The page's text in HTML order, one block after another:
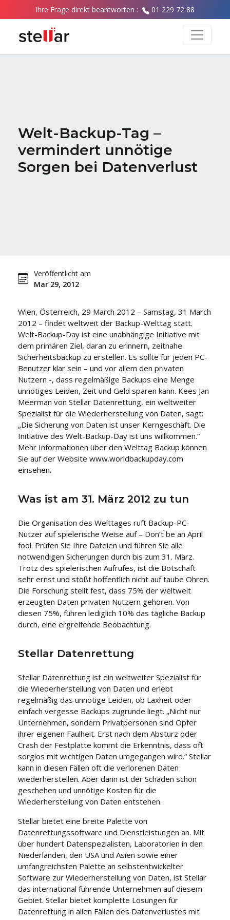
Ihre Frage direkt beantworten : 01 229 72 88
Welt-Backup-Tag –
vermindert unnötige
Sorgen bei Datenverlust
Veröffentlicht am
Mar 29, 2012
Wien, Österreich, 29 March 2012 – Samstag, 31 March
2012 – findet weltweit der Backup-Welttag statt.
Welt-Backup-Day ist eine unabhängige Initiative mit
dem primären Ziel, daran zu erinnern, zeitnahe
Sicherheitsbackup zu erstellen. Es sollte für jeden PC-
Benutzer klar sein – und vor allem den privaten
Nutzern -, dass regelmäßige Backups eine Menge
unnötiges Leiden, Zeit und Geld sparen kann. Kees Jan
Meerman von Stellar Datenrettung, ein weltweiter
Spezialist für die Wiederherstellung von Daten, sagt:
„Die Sicherung von Daten ist unser Kerngeschäft. Die
Initiative des Welt-Backup-Day ist uns willkommen.“
Mehr Informationen über den Welttag Backup können
Sie auf der Website www.worldbackupday.com
einsehen.
Was ist am 31. März 2012 zu tun
Die Organisation des Welttages ruft Backup-PC-
Nutzer auf spielerische Weise auf – Don’t be an April
fool. Prüfen Sie Ihre Dateien und führen Sie alle
notwendigen Sicherungen durch bis zum 31. März.
Trotz des spielerischen Aufrufes, ist die Botschaft
sehr ernst und stößt hoffentlich nicht auf taube Ohren.
Die Forschung stellt fest, dass 75% der weltweit
erzeugten Daten privaten Nutzern gehören. Von
diesen 75%, führen lediglich 10% das tägliche Backup
durch, eine ergreifende Beobachtung.
Stellar Datenrettung
Stellar Datenrettung ist ein weltweiter Spezialist für
die Wiederherstellung von Daten und erlebt
regelmäßig das unnötige Leiden, ob Laxheit oder
einfach vergesse Backups zugrunde liegt. „Nicht nur
Unternehmen, sondern Privatpersonen sind Opfer
ihrer eigenen Faulheit. Erst nach dem Absturz oder
Crash der Festplatte kommt die Erkenntnis, dass oft
sorglos mit wichtigen Daten umgegangen wird.“ Stellar
kann in diesen Fällen oft die verlorenen Daten
wiederherstellen. Aber dann ist der Schaden schon
geschehen und unnötige Kosten für die
Wiederherstellung von Daten entstehen.
Stellar bietet eine breite Palette von
Datenrettungssoftware und Dienstleistungen an. Mit
über hundert Datenspezialisten, Laboratorien in den
Niederlanden, den USA und Asien sowie einer
umfangreichsten Palette an selbstentwickelter
Software zur Wiederherstellung von Daten, ist Stellar
das international führende Unternehmen auf diesem
Gebiet. Stellar bietet komplette Lösungen für
Datenrettung in allen Fällen des Datenverlustes mit